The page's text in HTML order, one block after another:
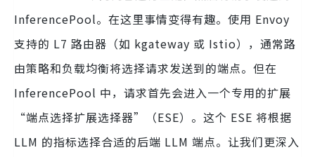
InferencePool。在这里事情变得有趣。使用 Envoy
支持的 L7 路由器（如 kgateway 或 Istio），通常路
由策略和负载均衡将选择请求发送到的端点。但在
InferencePool 中，请求首先会进入一个专用的扩展
“端点选择扩展选择器”（ESE）。这个 ESE 将根据
LLM 的指标选择合适的后端 LLM 端点。让我们更深入